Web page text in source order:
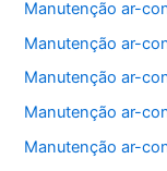
Manutenção ar-
Manutenção ar-
Manutenção ar-
Manutenção ar-
Manutenção ar-